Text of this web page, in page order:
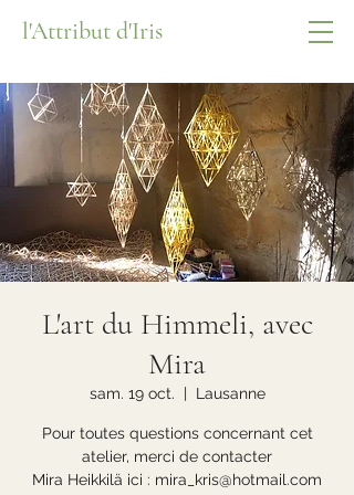
l'Attribut d'Iris
L'art du Himmeli, avec
Mira
sam. 19 oct.
  |
Lausanne
Pour toutes questions concernant cet
atelier, merci de contacter
Mira Heikkilä ici : mira_kris@hotmail.com